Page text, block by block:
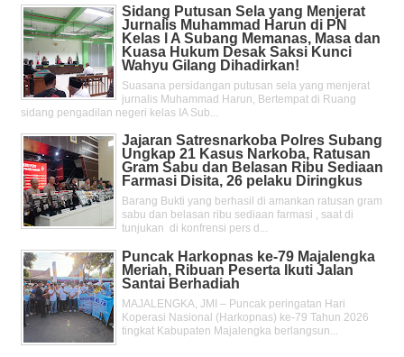
Sidang Putusan Sela yang Menjerat
Jurnalis Muhammad Harun di PN
Kelas l A Subang Memanas, Masa dan
Kuasa Hukum Desak Saksi Kunci
Wahyu Gilang Dihadirkan!
Suasana persidangan putusan sela yang menjerat
jurnalis Muhammad Harun, Bertempat di Ruang
sidang pengadilan negeri kelas IA Sub...
Jajaran Satresnarkoba Polres Subang
Ungkap 21 Kasus Narkoba, Ratusan
Gram Sabu dan Belasan Ribu Sediaan
Farmasi Disita, 26 pelaku Diringkus
Barang Bukti yang berhasil di amankan ratusan gram
sabu dan belasan ribu sediaan farmasi , saat di
tunjukan di konfrensi pers d...
Puncak Harkopnas ke-79 Majalengka
Meriah, Ribuan Peserta Ikuti Jalan
Santai Berhadiah
MAJALENGKA, JMI – Puncak peringatan Hari
Koperasi Nasional (Harkopnas) ke-79 Tahun 2026
tingkat Kabupaten Majalengka berlangsun...